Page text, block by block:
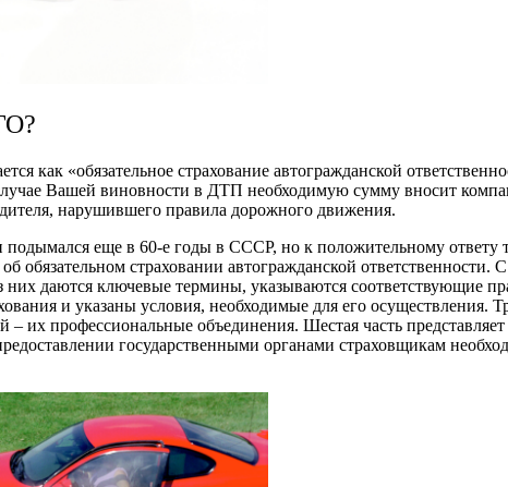
как «обязательное страхование автогражданской
случае Вашей виновности в ДТП необходимую сумму вносит
нарушившего правила дорожного движения.
подымался еще в 60-е годы в СССР, но к положительному ответу
обязательном страховании автогражданской
даются ключевые термины, указываются соответствующие
и указаны условия, необходимые для его
– их профессиональные объединения. Шестая часть
государственными органами страховщикам